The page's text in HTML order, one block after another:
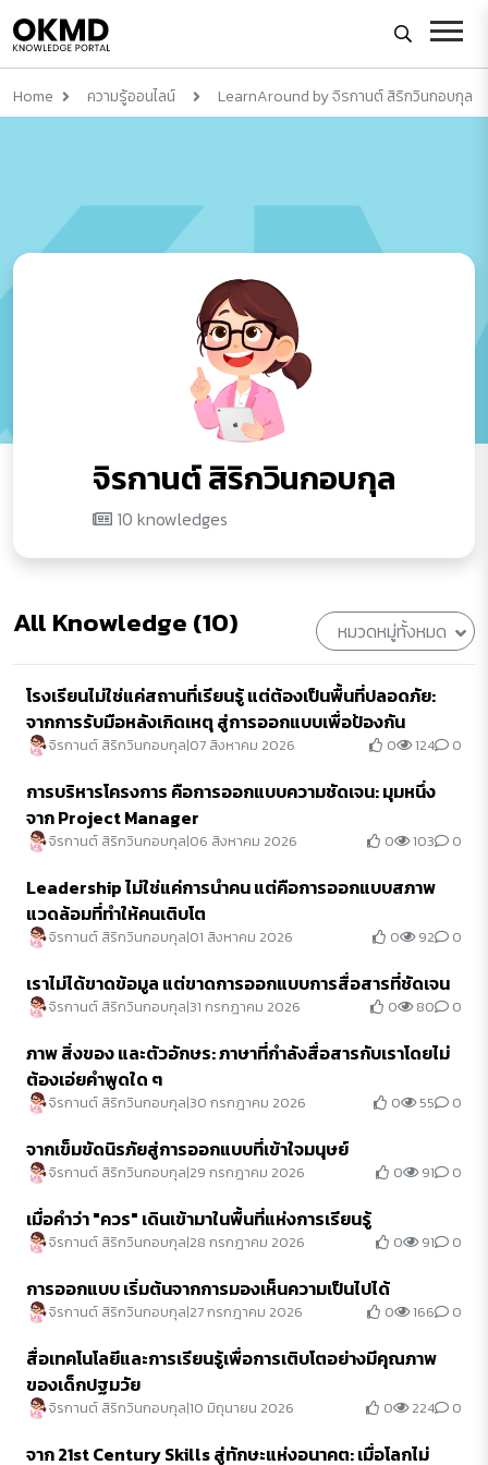
Home ความรู้ออนไลน์ LearnAround by จิรกานต์ สิริกวินกอบกุล
จิรกานต์ สิริกวินกอบกุล
10 knowledges
All Knowledge (10) หมวดหมู่ทั้งหมด
โรงเรียนไม่ใช่แค่สถานที่เรียนรู้ แต่ต้องเป็นพื้นที่ปลอดภัย:
จากการรับมือหลังเกิดเหตุ สู่การออกแบบเพื่อป้องกัน
จิรกานต์ สิริกวินกอบกุล|07 สิงหาคม 2026 0 124 0
การบริหารโครงการ คือการออกแบบความชัดเจน: มุมหนึ่ง
จาก Project Manager
จิรกานต์ สิริกวินกอบกุล|06 สิงหาคม 2026 0 103 0
Leadership ไม่ใช่แค่การนำคน แต่คือการออกแบบสภาพ
แวดล้อมที่ทำให้คนเติบโต
จิรกานต์ สิริกวินกอบกุล|01 สิงหาคม 2026 0 92 0
เราไม่ได้ขาดข้อมูล แต่ขาดการออกแบบการสื่อสารที่ชัดเจน
จิรกานต์ สิริกวินกอบกุล|31 กรกฎาคม 2026 0 80 0
ภาพ สิ่งของ และตัวอักษร: ภาษาที่กำลังสื่อสารกับเราโดยไม่
ต้องเอ่ยคำพูดใด ๆ
จิรกานต์ สิริกวินกอบกุล|30 กรกฎาคม 2026 0 55 0
จากเข็มขัดนิรภัยสู่การออกแบบที่เข้าใจมนุษย์
จิรกานต์ สิริกวินกอบกุล|29 กรกฎาคม 2026 0 91 0
เมื่อคำว่า "ควร" เดินเข้ามาในพื้นที่แห่งการเรียนรู้
จิรกานต์ สิริกวินกอบกุล|28 กรกฎาคม 2026 0 91 0
การออกแบบ เริ่มต้นจากการมองเห็นความเป็นไปได้
จิรกานต์ สิริกวินกอบกุล|27 กรกฎาคม 2026 0 166 0
สื่อเทคโนโลยีและการเรียนรู้เพื่อการเติบโตอย่างมีคุณภาพ
ของเด็กปฐมวัย
จิรกานต์ สิริกวินกอบกุล|10 มิถุนายน 2026 0 224 0
จาก 21st Century Skills สู่ทักษะแห่งอนาคต: เมื่อโลกไม่